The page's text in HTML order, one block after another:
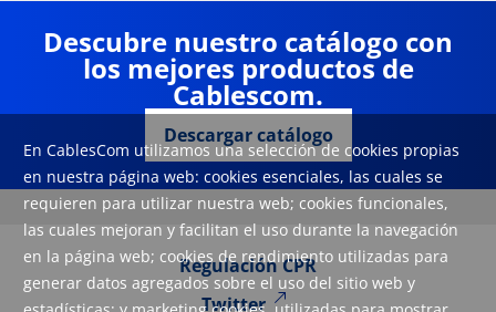
En CablesCom utilizamos una selección de cookies propias
en nuestra página web: cookies esenciales, las cuales se
requieren para utilizar nuestra web; cookies funcionales,
las cuales mejoran y facilitan el uso durante la navegación
en la página web; cookies de rendimiento utilizadas para
generar datos agregados sobre el uso del sitio web y
Descubre nuestro catálogo con
los mejores productos de
Cablescom.
Descargar catálogo
Regulación CPR
Twitter